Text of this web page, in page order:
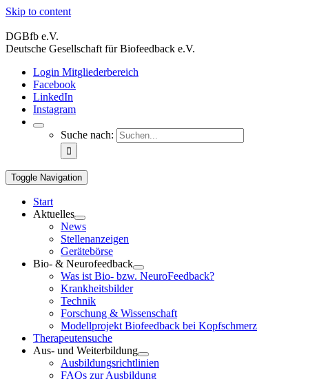
Skip to content
DGBfb e.V.
Deutsche Gesellschaft für Biofeedback e.V.
Login Mitgliederbereich
Facebook
LinkedIn
Instagram
Suche nach:
Toggle Navigation
Start
Aktuelles
News
Stellenanzeigen
Gerätebörse
Bio- & Neurofeedback
Was ist Bio- bzw. NeuroFeedback?
Krankheitsbilder
Technik
Forschung & Wissenschaft
Modellprojekt Biofeedback bei Kopfschmerz
Therapeutensuche
Aus- und Weiterbildung
Ausbildungsrichtlinien
FAQs zur Ausbildung